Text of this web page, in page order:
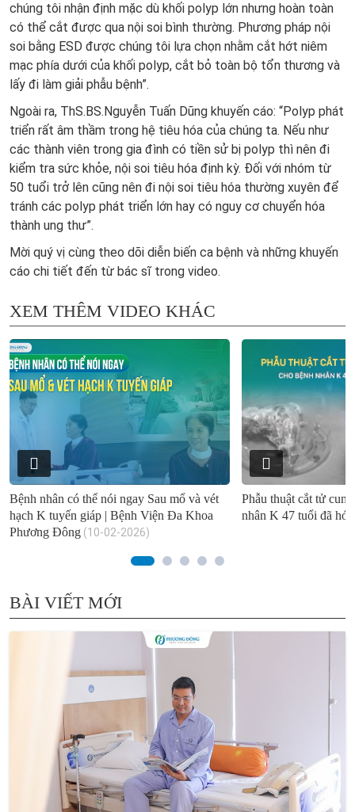
chúng tôi nhận định mặc dù khối polyp lớn nhưng hoàn toàn
có thể cắt được qua nội soi bình thường. Phương pháp nội
soi bằng ESD được chúng tôi lựa chọn nhằm cắt hớt niêm
mạc phía dưới của khối polyp, cắt bỏ toàn bộ tổn thương và
lấy đi làm giải phẫu bệnh”.
Ngoài ra, ThS.BS.Nguyễn Tuấn Dũng khuyến cáo: “Polyp phát
triển rất âm thầm trong hệ tiêu hóa của chúng ta. Nếu như
các thành viên trong gia đình có tiền sử bị polyp thì nên đi
kiểm tra sức khỏe, nội soi tiêu hóa định kỳ. Đối với nhóm từ
50 tuổi trở lên cũng nên đi nội soi tiêu hóa thường xuyên để
tránh các polyp phát triển lớn hay có nguy cơ chuyển hóa
thành ung thư”.
Mời quý vị cùng theo dõi diễn biến ca bệnh và những khuyến
cáo chi tiết đến từ bác sĩ trong video.
XEM THÊM VIDEO KHÁC
Bệnh nhân có thể nói ngay Sau mổ và vét
hạch K tuyến giáp | Bệnh Viện Đa Khoa
Phương Đông (10-02-2026)
Phẫu thuật cắt tử
nhân K 47 tuổi đã
BÀI VIẾT MỚI